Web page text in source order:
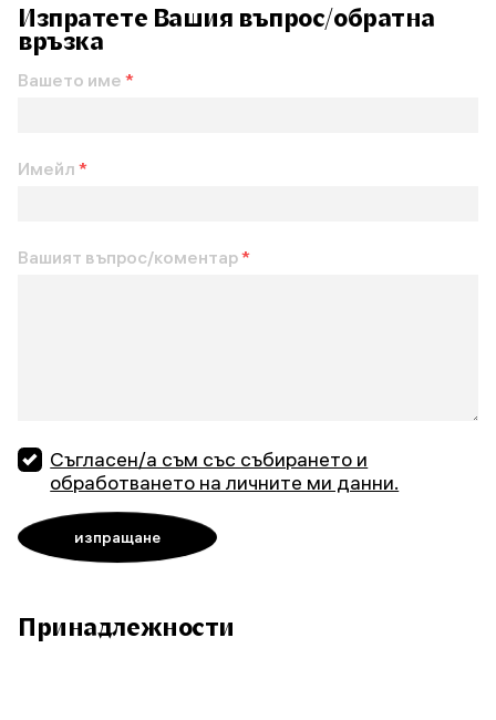
Изпратете Вашия въпрос/обратна
връзка
Вашето име *
Имейл *
Вашият въпрос/коментар*
Съгласен/а съм със събирането и
обработването на личните ми данни.
Принадлежности